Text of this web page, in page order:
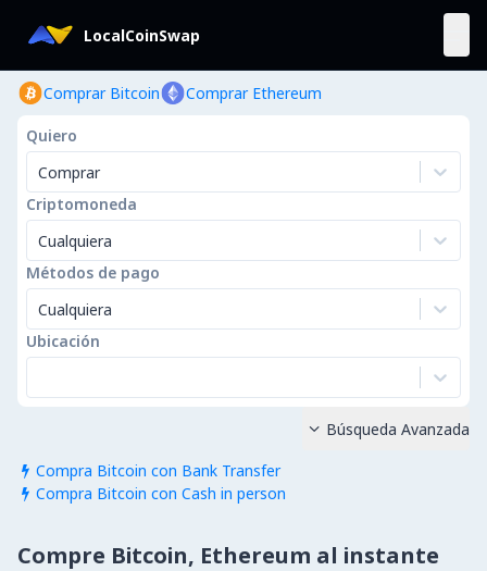
LocalCoinSwap
Comprar Bitcoin Comprar Ethereum
Quiero
Comprar
Criptomoneda
Cualquiera
Métodos de pago
Cualquiera
Ubicación
 Compra Bitcoin con Bank Transfer
 Compra Bitcoin con Cash in person
 Búsqueda Avanzada
Compre Bitcoin, Ethereum al instante